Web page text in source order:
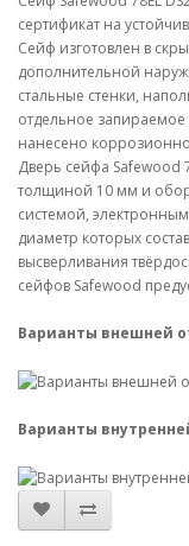
сертификат на
Сейф изготовлен в
дополнительной
стальные стенки,
отдельное
нанесено
Дверь сейфа Safewood
толщиной 10 мм и
системой,
диаметр которых
высверливания
сейфов Safewood
Варианты внешней
Варианты